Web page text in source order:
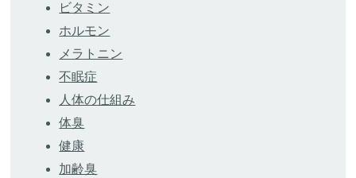
ビタミン
ホルモン
メラトニン
不眠症
人体の仕組み
体臭
健康
加齢臭